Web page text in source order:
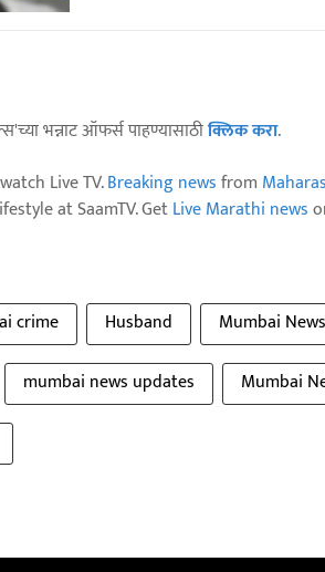
भन्नाट ऑफर्स पाहण्यासाठीक्लिक करा.
Live TV.Breaking newsfrom
at SaamTV. GetLive Marathi news
crime Husband Mumbai News
mumbai news updates Mumbai